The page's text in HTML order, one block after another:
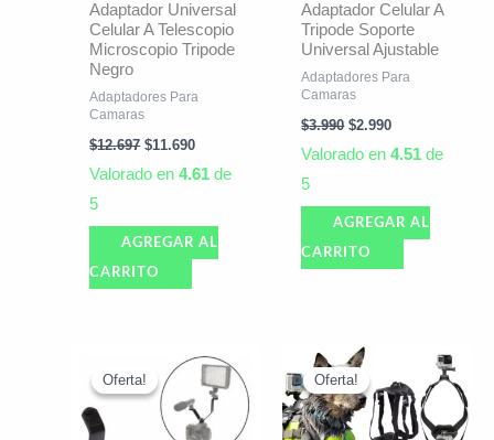
Adaptador Universal
Celular A Telescopio
Microscopio Tripode
Negro
Adaptadores Para
Camaras
$12.697 $11.690
Valorado en4.61 de
5
AGREGAR AL
CARRITO
Adaptador Celular A
Tripode Soporte
Universal Ajustable
Adaptadores Para
Camaras
$3.990 $2.990
Valorado en4.51 de
5
AGREGAR AL
CARRITO
Oferta!
Oferta!precio
original
era:
$9.990.
El
precio
actual
es:
$8.990.
Oferta!
Oferta!
El
precio
original
era:
$26.991.
precio
actual
es:
$24.490.